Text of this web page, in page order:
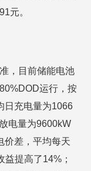
元。
，目前储能电池
运行，按
日充电量为1066
电量为9600kW
价差，平均每天
提高了14%；